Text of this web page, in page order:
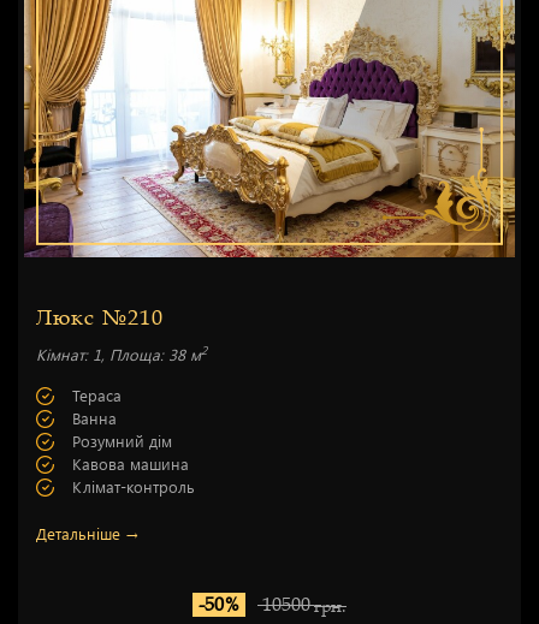
Люкс №210
Кімнат: 1, Площа: 38 м2
Тераса
Ванна
Розумний дім
Кавова машина
Клімат-контроль
Детальніше →
-50% 10500грн.